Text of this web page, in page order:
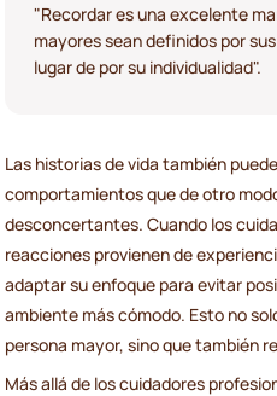
"Recordar es una excelente
mayores sean definidos por
lugar de por su individualidad".
Las historias de vida también
comportamientos que de otro
desconcertantes. Cuando los
reacciones provienen de
adaptar su enfoque para evitar
ambiente más cómodo. Esto no
persona mayor, sino que también
Más allá de los cuidadores